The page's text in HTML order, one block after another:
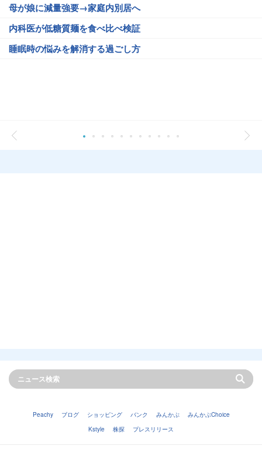
母が娘に減量強要→家庭内別居へ
内科医が低糖質麺を食べ比べ検証
睡眠時の悩みを解消する過ごし方
Peachy ブログ ショッピング バンク みんかぶ
みんかぶChoice
Kstyle
株探 プレスリリース